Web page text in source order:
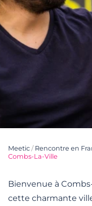
Meetic / Rencontre en
Combs-La-Ville
Bienvenue à
cette charmante